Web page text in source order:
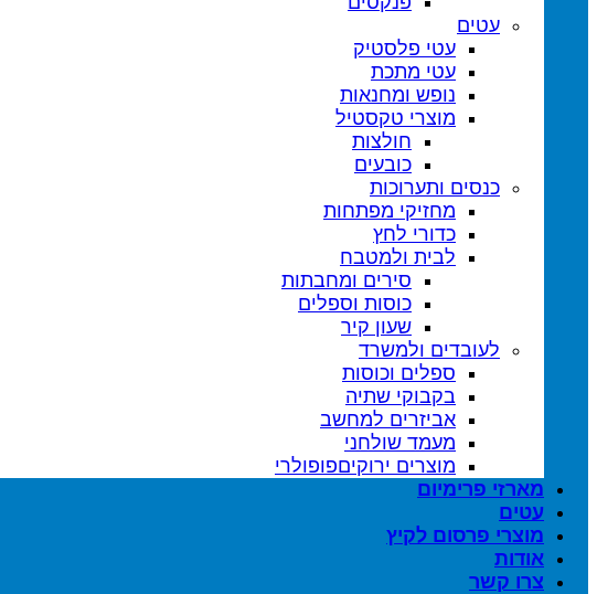
עטים
עטי פלסטיק
עטי מתכת
נופש ומחנאות
מוצרי טקסטיל
חולצות
כובעים
כנסים ותערוכות
מחזיקי מפתחות
כדורי לחץ
לבית ולמטבח
סירים ומחבתות
כוסות וספלים
שעון קיר
לעובדים ולמשרד
ספלים וכוסות
בקבוקי שתיה
אביזרים למחשב
מעמד שולחני
מוצרים ירוקים
מארזי פרימיום
עטים
מוצרי פרסום לקיץ
אודות
צרו קשר